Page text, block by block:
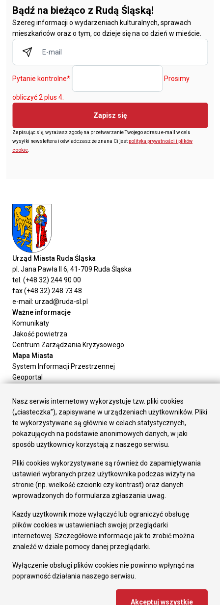
Bądź na bieżąco z Rudą Śląską!
Szereg informacji o wydarzeniach kulturalnych, sprawach
mieszkańców oraz o tym, co dzieje się na co dzień w mieście.
Pytanie kontrolne* Prosimy
obliczyć 2 plus 4.
Zapisz się
Zapisując się, wyrażasz zgodę na przetwarzanie Twojego adresu e-mail w celu
wysyłki newslettera i oświadczasz że znana Ci jestpolityka prywatności i plików
cookie.
Urząd Miasta Ruda Śląska
pl. Jana Pawła II 6, 41-709 Ruda Śląska
tel. (+48 32) 244 90 00
fax (+48 32) 248 73 48
e-mail: urzad@ruda-sl.pl
Ważne informacje
Komunikaty
Jakość powietrza
Centrum Zarządzania Kryzysowego
Mapa Miasta
System Informacji Przestrzennej
Geoportal
Załatw sprawę
Prezydent Miasta
Rada Miasta
Wydziały
Elektroniczna Skrzynka Podawcza
Gospodarka
Fundusze europejskie
Środki krajowe
Oferty inwestycyjne
Pozostałe
Deklaracja dostępności
Dane osobowe
Dodaj opinię o witrynie
Nasz serwis internetowy wykorzystuje tzw. pliki cookies
(„ciasteczka”), zapisywane w urządzeniach użytkowników. Pliki
te wykorzystywane są głównie w celach statystycznych,
pokazujących na podstawie anonimowych danych, w jaki
sposób użytkownicy korzystają z naszego serwisu.
Pliki cookies wykorzystywane są również do zapamiętywania
ustawień wybranych przez użytkownika podczas wizyty na
stronie (np. wielkość czcionki czy kontrast) oraz danych
wprowadzonych do formularza zgłaszania uwag.
Każdy użytkownik może wyłączyć lub ograniczyć obsługę
plików cookies w ustawieniach swojej przeglądarki
internetowej. Szczegółowe informacje jak to zrobić można
znaleźć w dziale pomocy danej przeglądarki.
Wyłączenie obsługi plików cookies nie powinno wpłynąć na
poprawność działania naszego serwisu.
Akceptuj wszystkie